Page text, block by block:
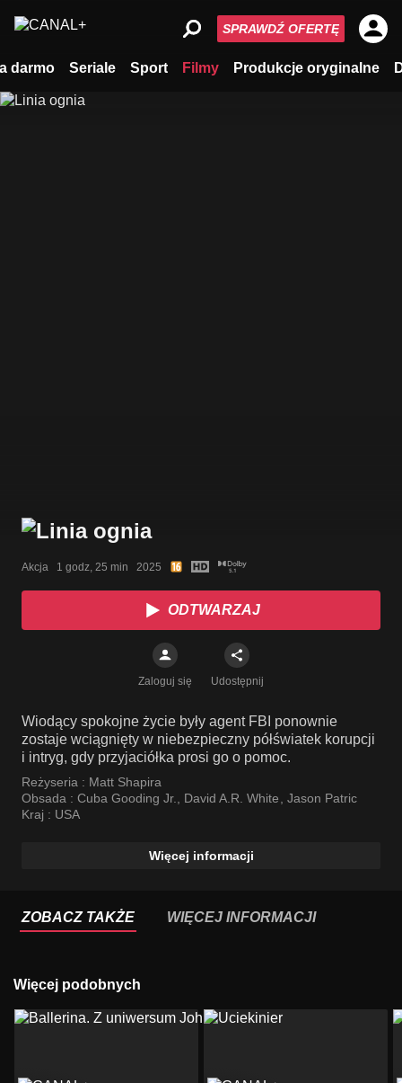
darmo Seriale Sport Filmy Produkcje oryginalne
SPRAWDŹ OFERTĘ
Akcja   1 godz, 25 min   2025
ODTWARZAJ
Zaloguj się Udostępnij
Wiodący spokojne życie były agent FBI ponownie
zostaje wciągnięty w niebezpieczny półświatek korupcji
i intryg, gdy przyjaciółka prosi go o pomoc.
Reżyseria : Matt Shapira
Obsada : Cuba Gooding Jr., David A.R. White, Jason Patric
Kraj : USA
Więcej informacji
ZOBACZ TAKŻE WIĘCEJ INFORMACJI
Więcej podobnych